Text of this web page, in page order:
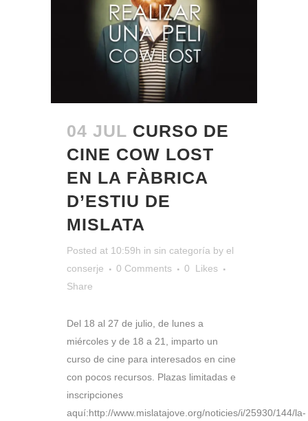
04 JUL CURSO DE
CINE COW LOST
EN LA FÀBRICA
D’ESTIU DE
MISLATA
Posted at 10:59h in sin categoría by el
conserje
0 Comments 0
Likes
Share
Del 18 al 27 de julio, de lunes a
miércoles y de 18 a 21, imparto un
curso de cine para interesados en cine
con pocos recursos. Plazas limitadas e
inscripciones
aquí:http://www.mislatajove.org/noticies/i/25930/144/la-